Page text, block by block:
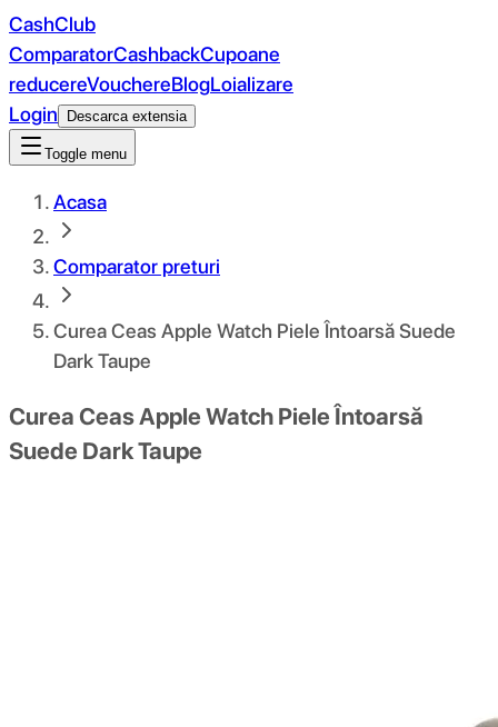
CashClub
ComparatorCashbackCupoane
reducereVouchereBlogLoializare
Login
Descarca extensia
Toggle menu
Acasa
Comparator preturi
Curea Ceas Apple Watch Piele Întoarsă Suede
Dark Taupe
Curea Ceas Apple Watch Piele Întoarsă
Suede Dark Taupe